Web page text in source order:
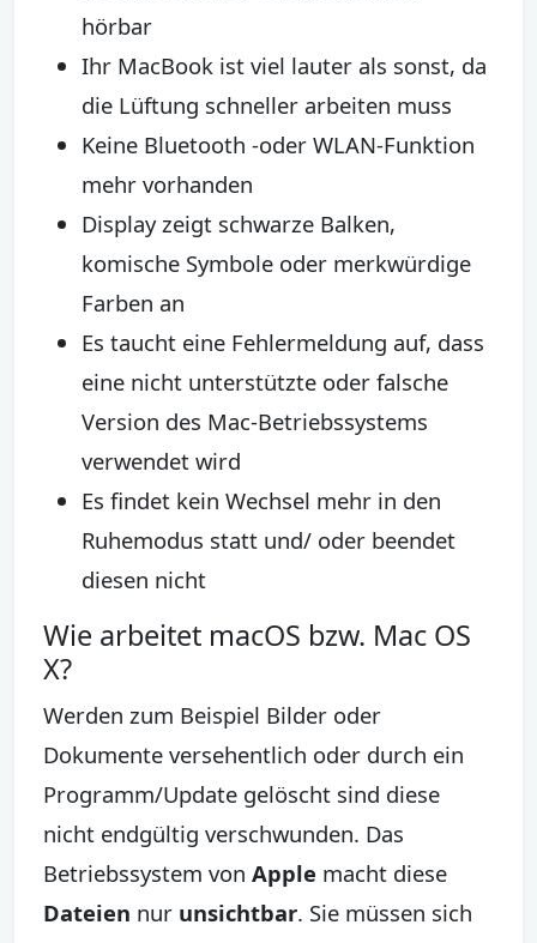
hörbar
Ihr MacBook ist viel lauter als sonst, da
die Lüftung schneller arbeiten muss
Keine Bluetooth -oder WLAN-Funktion
mehr vorhanden
Display zeigt schwarze Balken,
komische Symbole oder merkwürdige
Farben an
Es taucht eine Fehlermeldung auf, dass
eine nicht unterstützte oder falsche
Version des Mac-Betriebssystems
verwendet wird
Es findet kein Wechsel mehr in den
Ruhemodus statt und/ oder beendet
diesen nicht
Wie arbeitet macOS bzw. Mac OS
X?
Werden zum Beispiel Bilder oder
Dokumente versehentlich oder durch ein
Programm/Update gelöscht sind diese
nicht endgültig verschwunden. Das
Betriebssystem von Apple macht diese
Dateien nur unsichtbar. Sie müssen sich